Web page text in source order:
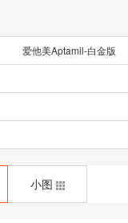
爱他美Aptamil-白金版
小图